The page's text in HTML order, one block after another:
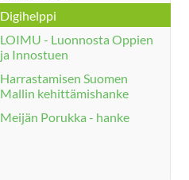
Digihelppi
LOIMU - Luonnosta Oppien
ja Innostuen
Harrastamisen Suomen
Mallin kehittämishanke
Meijän Porukka - hanke